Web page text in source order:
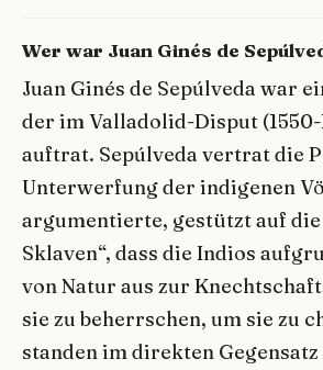
Wer war Juan Ginés de
Juan Ginés de Sepúlveda war
der im Valladolid-Disput (1550-
auftrat. Sepúlveda vertrat die
Unterwerfung der indigenen
argumentierte, gestützt auf
Sklaven“, dass die Indios
von Natur aus zur
sie zu beherrschen, um sie zu
standen im direkten